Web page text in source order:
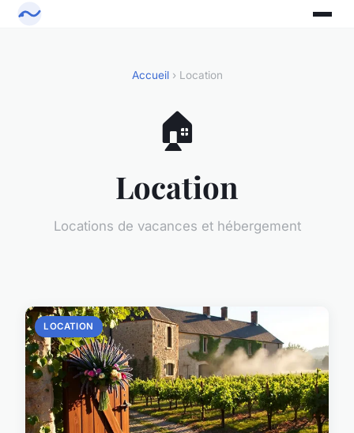
Accueil› Location
🏠
Location
Locations de vacances et hébergement
LOCATION